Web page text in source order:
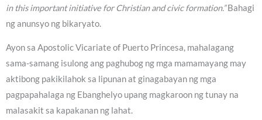
in this important initiative for Christian and civic formation.”Bahagi
ng anunsyo ng bikaryato.
Ayon sa Apostolic Vicariate of Puerto Princesa, mahalagang
sama-samang isulong ang paghubog ng mga mamamayang may
aktibong pakikilahok sa lipunan at ginagabayan ng mga
pagpapahalaga ng Ebanghelyo upang magkaroon ng tunay na
malasakit sa kapakanan ng lahat.